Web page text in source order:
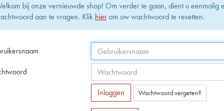
bij onze vernieuwde shop! Om verder te gaan, dient u eenmalig
aan te vragen. Klik hierom uw wachtwoord te resetten.
Inloggen
Wachtwoord vergeten?